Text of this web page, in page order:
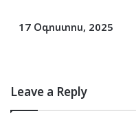
17 Օգոստոս, 2025
Leave a Reply